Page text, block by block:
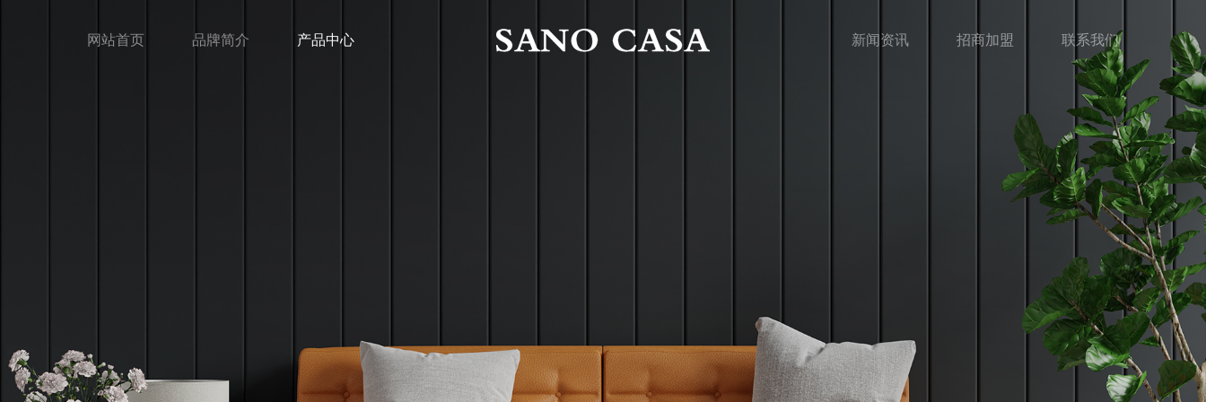
网站首页 品牌简介 产品中心 新闻资讯 招商加盟 联系我们